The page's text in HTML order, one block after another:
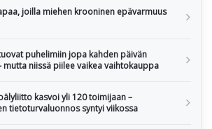
joilla miehen krooninen epävarmuus
puhelimiin jopa kahden päivän
mutta niissä piilee vaikea vaihtokauppa
kasvoi yli 120 toimijaan –
tietoturvaluonnos syntyi viikossa